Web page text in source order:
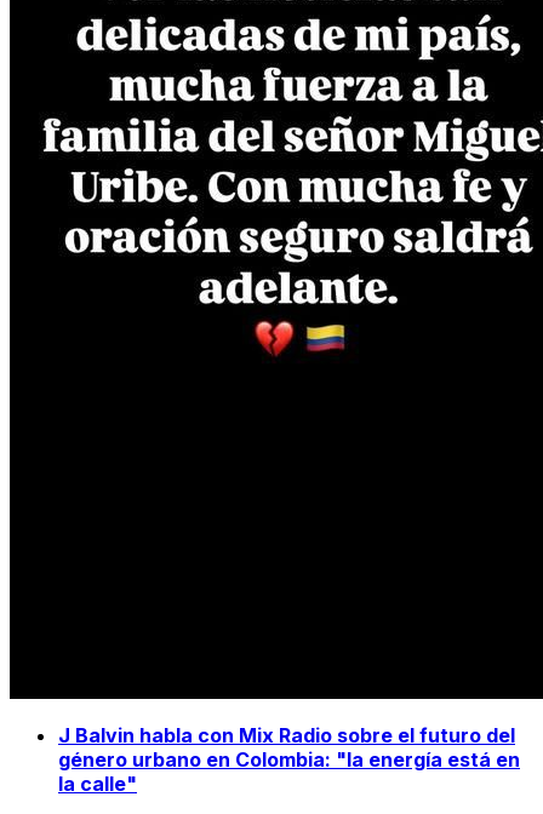
J Balvin habla con Mix Radio sobre el futuro del
género urbano en Colombia: "la energía está en
la calle"